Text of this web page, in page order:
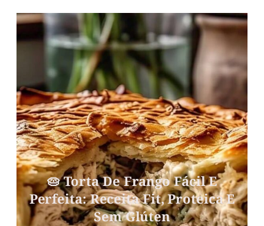
🥧 Torta De Frango Fácil E
Perfeita: Receita Fit, Proteica E
Sem Glúten